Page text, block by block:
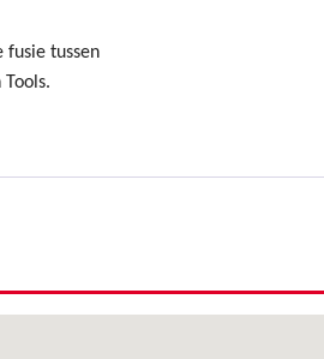
fusie tussen